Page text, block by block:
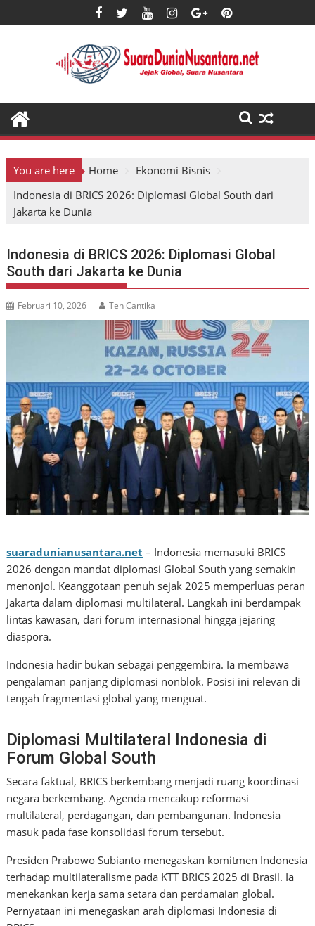
to
You are here Home
Ekonomi Bisnis
Indonesia di BRICS 2026: Diplomasi Global South dari
Jakarta ke Dunia
Indonesia di BRICS 2026: Diplomasi Global
South dari Jakarta ke Dunia
Februari 10, 2026 Teh Cantika
suaradunianusantara.net – Indonesia memasuki BRICS
2026 dengan mandat diplomasi Global South yang semakin
menonjol. Keanggotaan penuh sejak 2025 memperluas peran
Jakarta dalam diplomasi multilateral. Langkah ini berdampak
lintas kawasan, dari forum internasional hingga jejaring
diaspora.
Indonesia hadir bukan sebagai penggembira. Ia membawa
pengalaman panjang diplomasi nonblok. Posisi ini relevan di
tengah fragmentasi global yang menguat.
Diplomasi Multilateral Indonesia di
Forum Global South
Secara faktual, BRICS berkembang menjadi ruang koordinasi
negara berkembang. Agenda mencakup reformasi
multilateral, perdagangan, dan pembangunan. Indonesia
masuk pada fase konsolidasi forum tersebut.
Presiden Prabowo Subianto menegaskan komitmen Indonesia
terhadap multilateralisme pada KTT BRICS 2025 di Brasil. Ia
menekankan kerja sama setara dan perdamaian global.
Pernyataan ini menegaskan arah diplomasi Indonesia di